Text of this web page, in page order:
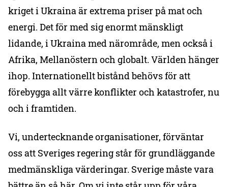
kriget i Ukraina är extrema priser på mat och
energi. Det för med sig enormt mänskligt
lidande, i Ukraina med närområde, men också i
Afrika, Mellanöstern och globalt. Världen hänger
ihop. Internationellt bistånd behövs för att
förebygga allt värre konflikter och katastrofer, nu
och i framtiden.
Vi, undertecknande organisationer, förväntar
oss att Sveriges regering står för grundläggande
medmänskliga värderingar. Sverige måste vara